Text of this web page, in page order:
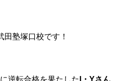
塾塚口校です！
に逆転合格を果たした
I・Yさん